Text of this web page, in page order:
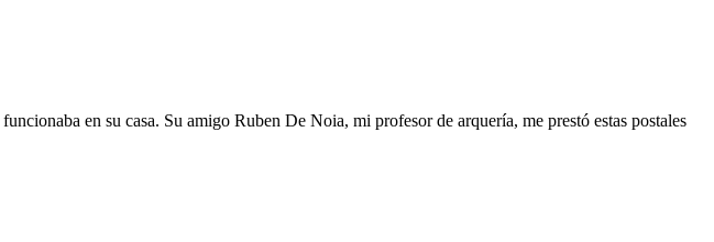
en su casa. Su amigo Ruben De Noia, mi profesor de arquería, me prestó estas postales